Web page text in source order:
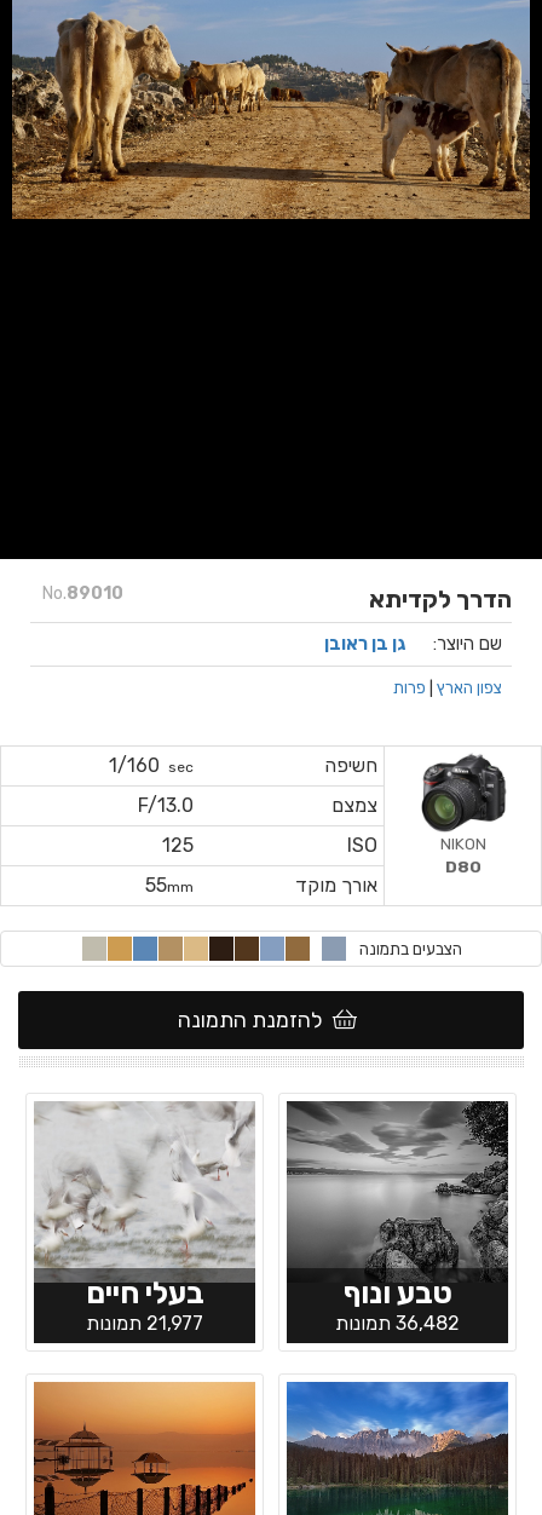
No.89010 הדרך לקדיתא
שם היוצר: גן בן ראובן
צפון הארץ פרות
חשיפה sec
1/160
צמצם
F/13.0
ISO
125
אורך מוקד
55mm
NIKON
D80
הצבעים בתמונה
להזמנת התמונה
טבע ונוף
36,482 תמונות
בעלי חיים
21,977 תמונות